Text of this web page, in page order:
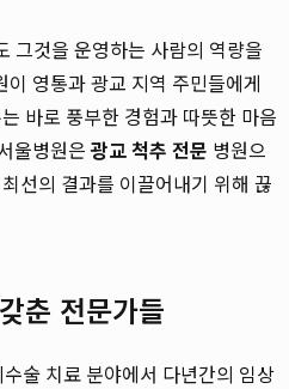
그것을 운영하는 사람의 역량을
영통과 광교 지역 주민들에게
바로 풍부한 경험과 따뜻한 마음
울병원은광교 척추 전문 병원으
선의 결과를 이끌어내기 위해 끊
춘 전문가들
술 치료 분야에서 다년간의 임상